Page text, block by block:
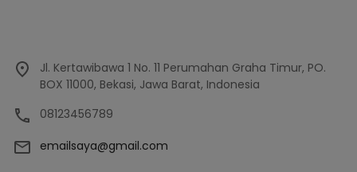
Jl. Kertawibawa 1 No. 11 Perumahan Graha Timur, PO.
BOX 11000, Bekasi, Jawa Barat, Indonesia
08123456789
emailsaya@gmail.com